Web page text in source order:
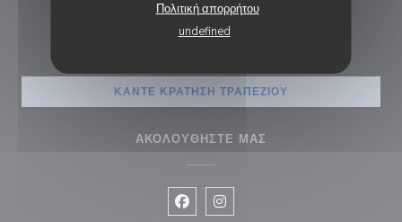
Πολιτική απορρήτου
undefined
ΚΡΆΤΗΣΗ
ΚΆΝΤΕ ΚΡΆΤΗΣΗ ΤΡΑΠΕΖΙΟΎ
ΑΚΟΛΟΥΘΉΣΤΕ ΜΑΣ
Facebook ((ανοίγει σε νέο
Instagram ((ανοίγει σε νέο